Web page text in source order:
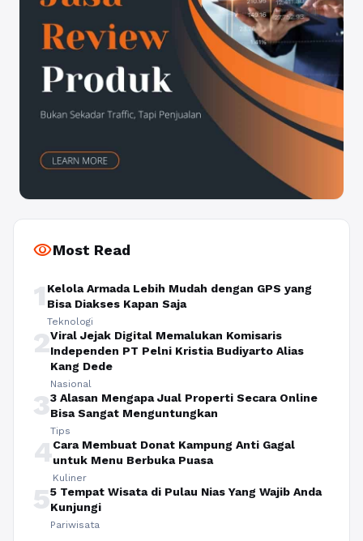
visibilityMost Read
1 Kelola Armada Lebih Mudah dengan GPS yang
Bisa Diakses Kapan Saja
Teknologi
2Viral Jejak Digital Memalukan Komisaris
Independen PT Pelni Kristia Budiyarto Alias
Kang Dede
Nasional
33 Alasan Mengapa Jual Properti Secara Online
Bisa Sangat Menguntungkan
Tips
4Cara Membuat Donat Kampung Anti Gagal
untuk Menu Berbuka Puasa
Kuliner
55 Tempat Wisata di Pulau Nias Yang Wajib Anda
Kunjungi
Pariwisata